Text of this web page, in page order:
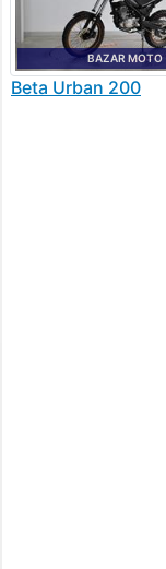
BAZAR MOTO
Beta Urban 200